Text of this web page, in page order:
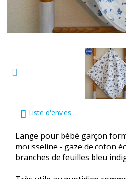
Liste d'envies
Lange pour bébé garçon
mousseline - gaze de coton
branches de feuilles bleu